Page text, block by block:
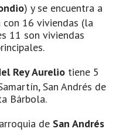
) y se encuentra a
16 viviendas (la
11 son viviendas
Rey Aurelio tiene 5
San Andrés de
Bárbola.
de San Andrés